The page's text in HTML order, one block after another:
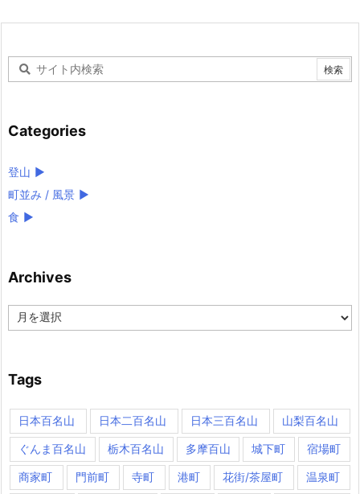
Categories
登山 ►
町並み / 風景 ►
食 ►
Archives
Archives
Tags
日本百名山 日本二百名山 日本三百名山 山梨百名山
ぐんま百名山 栃木百名山 多摩百山 城下町 宿場町
商家町 門前町 寺町 港町 花街/茶屋町 温泉町